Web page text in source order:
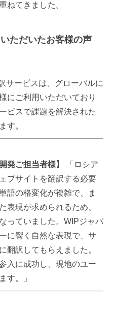
ねてきました。
ただいたお客様の声
サービスは、グローバルに
にご利用いただいており
ビスで課題を解決された
す。
発ご担当者様】
「ロシア
ブサイトを翻訳する必要
語の格変化が複雑で、ま
表現が求められるため、
っていました。WIPジャパ
に響く自然な表現で、サ
翻訳してもらえました。
入に成功し、現地のユー
す。」